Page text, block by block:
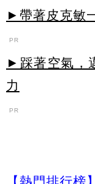
►帶著皮克敏
PR
►踩著空氣，
力
PR